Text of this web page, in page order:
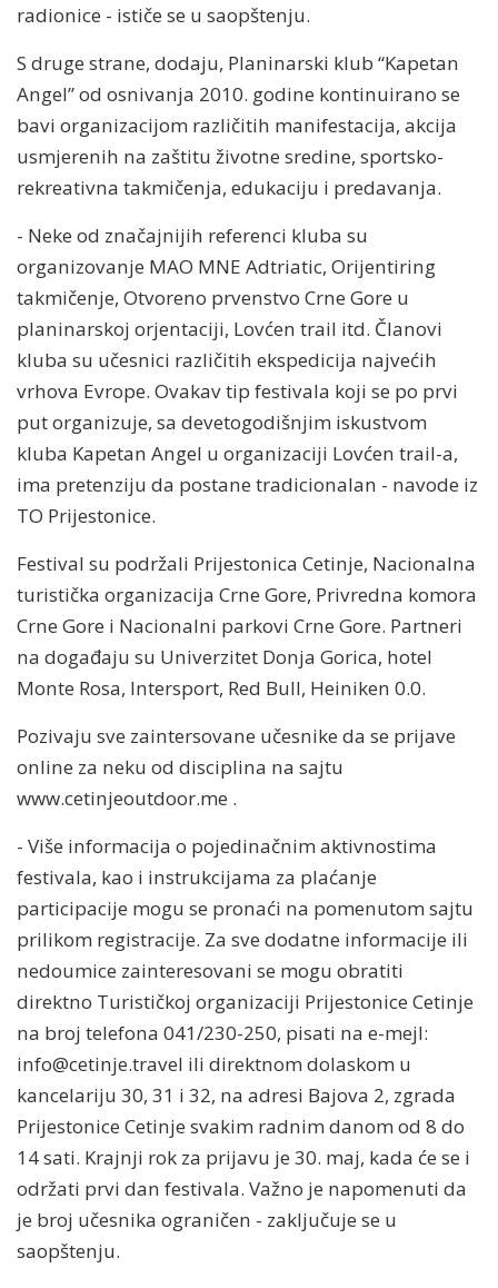
radionice - ističe se u saopštenju.
S druge strane, dodaju, Planinarski klub “Kapetan
Angel” od osnivanja 2010. godine kontinuirano se
bavi organizacijom različitih manifestacija, akcija
usmjerenih na zaštitu životne sredine, sportsko-
rekreativna takmičenja, edukaciju i predavanja.
- Neke od značajnijih referenci kluba su
organizovanje MAO MNE Adtriatic, Orijentiring
takmičenje, Otvoreno prvenstvo Crne Gore u
planinarskoj orjentaciji, Lovćen trail itd. Članovi
kluba su učesnici različitih ekspedicija najvećih
vrhova Evrope. Ovakav tip festivala koji se po prvi
put organizuje, sa devetogodišnjim iskustvom
kluba Kapetan Angel u organizaciji Lovćen trail-a,
ima pretenziju da postane tradicionalan - navode iz
TO Prijestonice.
Festival su podržali Prijestonica Cetinje, Nacionalna
turistička organizacija Crne Gore, Privredna komora
Crne Gore i Nacionalni parkovi Crne Gore. Partneri
na događaju su Univerzitet Donja Gorica, hotel
Monte Rosa, Intersport, Red Bull, Heiniken 0.0.
Pozivaju sve zaintersovane učesnike da se prijave
online za neku od disciplina na sajtu
www.cetinjeoutdoor.me .
- Više informacija o pojedinačnim aktivnostima
festivala, kao i instrukcijama za plaćanje
participacije mogu se pronaći na pomenutom sajtu
prilikom registracije. Za sve dodatne informacije ili
nedoumice zainteresovani se mogu obratiti
direktno Turističkoj organizaciji Prijestonice Cetinje
na broj telefona 041/230-250, pisati na e-mejl:
info@cetinje.travel ili direktnom dolaskom u
kancelariju 30, 31 i 32, na adresi Bajova 2, zgrada
Prijestonice Cetinje svakim radnim danom od 8 do
14 sati. Krajnji rok za prijavu je 30. maj, kada će se i
održati prvi dan festivala. Važno je napomenuti da
je broj učesnika ograničen - zaključuje se u
saopštenju.